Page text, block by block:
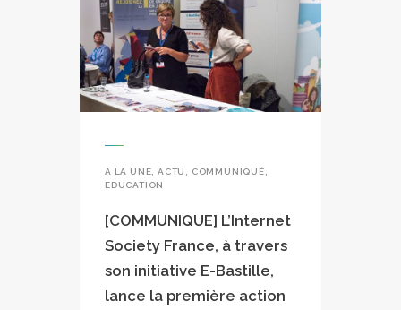
A LA UNE ,ACTU COMMUNIQUÉ
EDUCATION
[COMMUNIQUE] L’Internet
Society France, à travers
son initiative E-Bastille,
lance la première action